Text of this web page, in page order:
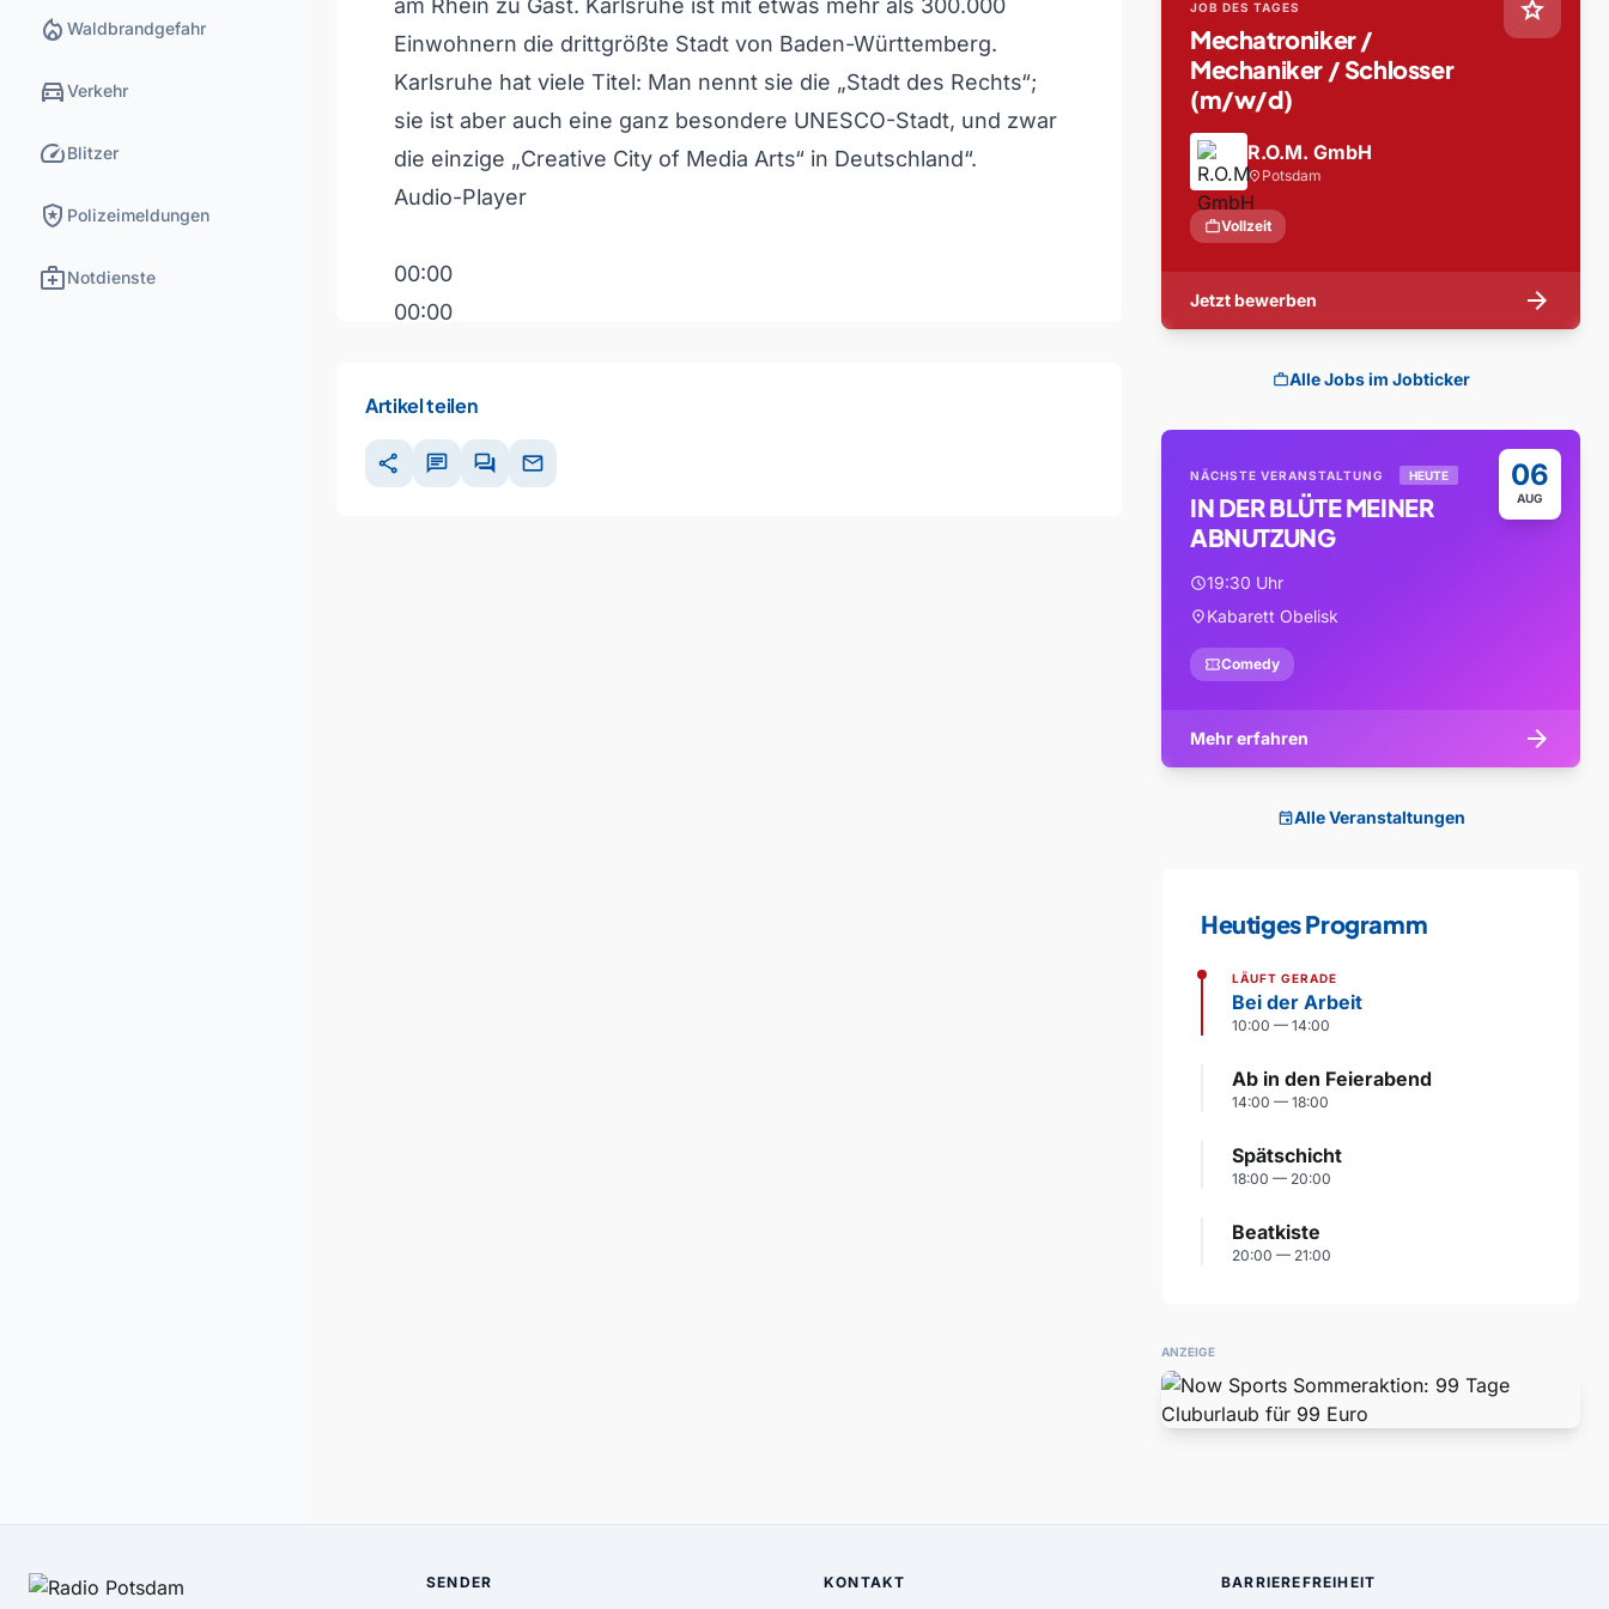
local_fire_department Waldbrandgefahr
directions_carVerkehr
speedBlitzer
local_police Polizeimeldungen
medical_servicesNotdienste
am Rhein zu Gast. Karlsruhe ist mit etwas mehr als 300.000
Einwohnern die drittgrößte Stadt von Baden-Württemberg.
Karlsruhe hat viele Titel: Man nennt sie die „Stadt des Rechts“;
sie ist aber auch eine ganz besondere UNESCO-Stadt, und zwar
die einzige „Creative City of Media Arts“ in Deutschland“.
Audio-Player
00:00
00:00
Artikel teilen
share chat forum mail
star
JOB DES TAGES
Mechatroniker /
Mechaniker / Schlosser
(m/w/d)
R.O.M. GmbH
location_on Potsdam
workVollzeit
Jetzt bewerben arrow_forward
workAlle Jobs im Jobticker
06
AUG
NÄCHSTE VERANSTALTUNG HEUTE
IN DER BLÜTE MEINER
ABNUTZUNG
schedule19:30 Uhr
location_onKabarett Obelisk
confirmation_numberComedy
Mehr erfahren arrow_forward
eventAlle Veranstaltungen
Heutiges Programm
LÄUFT GERADE
Bei der Arbeit
10:00 — 14:00
Ab in den Feierabend
14:00 — 18:00
Spätschicht
18:00 — 20:00
Beatkiste
20:00 — 21:00
ANZEIGE
SENDER KONTAKT BARRIEREFREIHEIT